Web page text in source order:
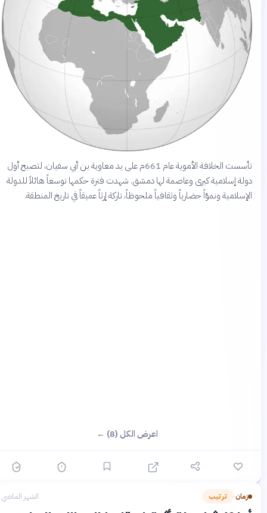
تأسست الخلافة الأموية عام 661م على يد معاوية بن أبي سفيان، لتصبح أول
دولة إسلامية كبرى وعاصمة لها دمشق. شهدت فترة حكمها توسعاً هائلاً للدولة
الإسلامية ونموّاً حضارياً وثقافياً ملحوظاً، تاركة إرثاً عميقاً في تاريخ المنطقة.
اعرض الكل (8) ←
زمان› ترتيب الشهر الماضي